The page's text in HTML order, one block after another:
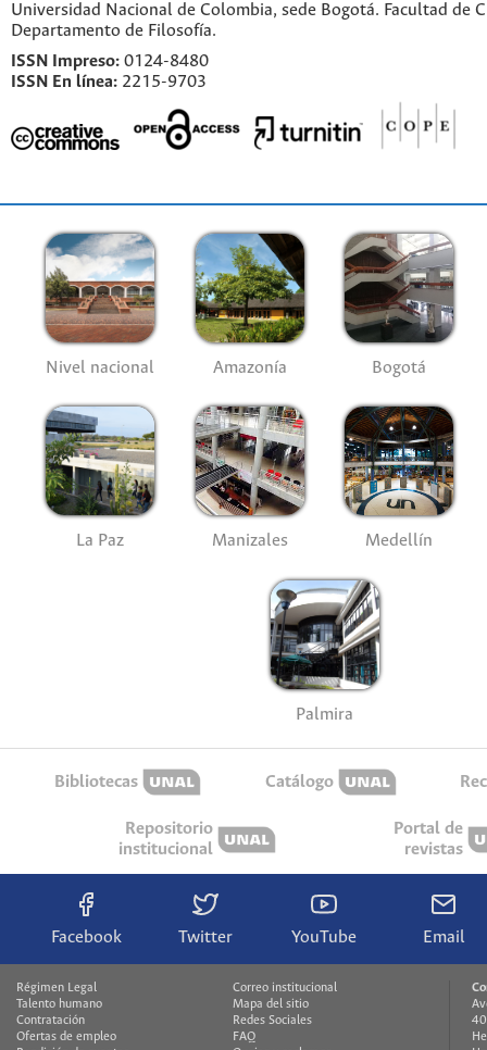
Universidad Nacional de Colombia, sede Bogotá. Facultad de
Departamento de Filosofía.
ISSN Impreso: 0124-8480
ISSN En línea: 2215-9703
Nivel nacional Amazonía Bogotá
La Paz Manizales Medellín
Palmira
Bibliotecas Catálogo
Repositorio
institucional
Portal de
revistas
Facebook Twitter YouTube Email
Régimen Legal
Talento humano
Contratación
Ofertas de empleo
Correo institucional
Mapa del sitio
Redes Sociales
FAQ